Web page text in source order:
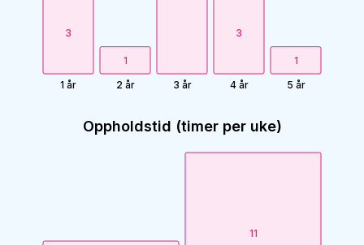
3
1 år
1
2 år 3 år
3
4 år
1
5 år
Oppholdstid (timer per uke)
11